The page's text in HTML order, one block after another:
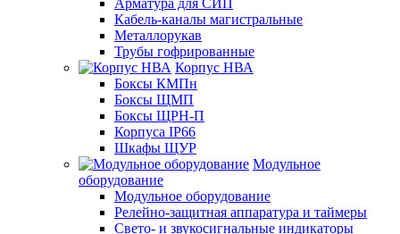
Кабель-каналы магистральные
Металлорукав
Трубы гофрированные
Корпус НВА
Боксы КМПн
Боксы ЩМП
Боксы ЩРН-П
Корпуса IP66
Шкафы ЩУР
Модульное
оборудование
Модульное оборудование
Релейно-защитная аппаратура и таймеры
Свето- и звукосигнальные индикаторы